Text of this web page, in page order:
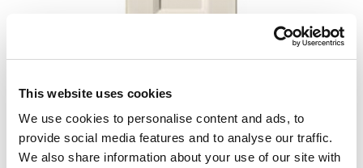
This website uses cookies
We use cookies to personalise content and ads, to
provide social media features and to analyse our traffic.
We also share information about your use of our site with